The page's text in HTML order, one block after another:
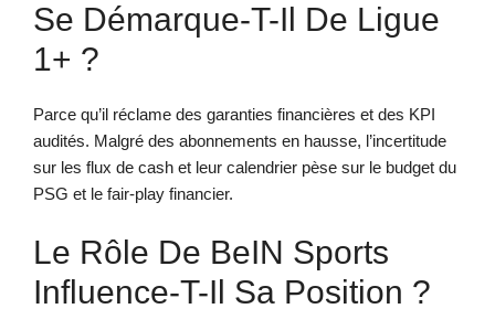
Se Démarque-T-Il De Ligue
1+ ?
Parce qu’il réclame des garanties financières et des KPI
audités. Malgré des abonnements en hausse, l’incertitude
sur les flux de cash et leur calendrier pèse sur le budget du
PSG et le fair-play financier.
Le Rôle De BeIN Sports
Influence-T-Il Sa Position ?